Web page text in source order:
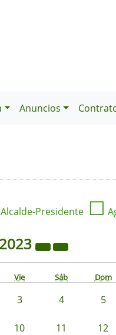
Anuncios
Alcalde-Presidente ☐
2023
Vie Sáb Dom
3 4 5
10 11 12